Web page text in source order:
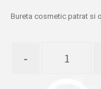
Bureta cosmetic patrat si
Bureta